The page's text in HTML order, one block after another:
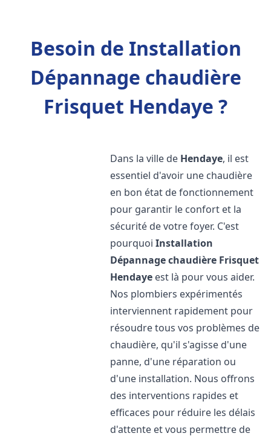
Besoin de Installation
Dépannage chaudière
Frisquet Hendaye ?
Dans la ville de Hendaye, il est
essentiel d'avoir une chaudière
en bon état de fonctionnement
pour garantir le confort et la
sécurité de votre foyer. C'est
pourquoiInstallation
Dépannage chaudière Frisquet
Hendaye est là pour vous aider.
Nos plombiers expérimentés
interviennent rapidement pour
résoudre tous vos problèmes de
chaudière, qu'il s'agisse d'une
panne, d'une réparation ou
d'une installation. Nous offrons
des interventions rapides et
efficaces pour réduire les délais
d'attente et vous permettre de